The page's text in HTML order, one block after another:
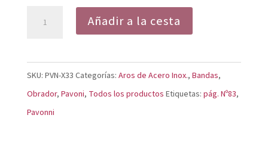
Profesionales
cantidad
Añadir a la cesta
SKU: PVN-X33 Categorías: Aros de Acero Inox., Bandas,
Obrador, Pavoni, Todos los productos Etiquetas: pág. Nº83,
Pavonni